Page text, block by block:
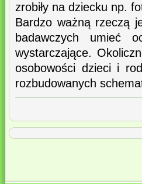
zrobiły na dziecku np.
Bardzo ważną rzeczą
badawczych umieć
wystarczające.
osobowości dzieci i
rozbudowanych